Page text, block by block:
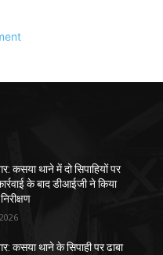
कसया थाने में दो सिपाहियों पर
के बाद डीआईजी ने किया
कसया थाने के सिपाही पर ढाबा